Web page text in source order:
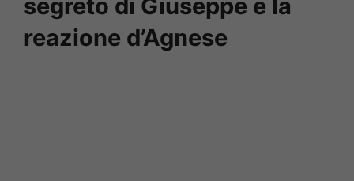
segreto di Giuseppe e la
reazione d’Agnese